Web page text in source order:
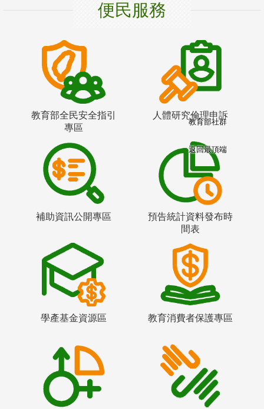
便民服務
教育部全民安全指引
專區
人體研究倫理申訴
補助資訊公開專區
預告統計資料發布時
間表
學產基金資源區 教育消費者保護專區
教育部社群
返回最頂端